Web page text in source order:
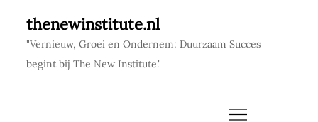
content
thenewinstitute.nl
"Vernieuw, Groei en Ondernem: Duurzaam Succes
begint bij The New Institute."